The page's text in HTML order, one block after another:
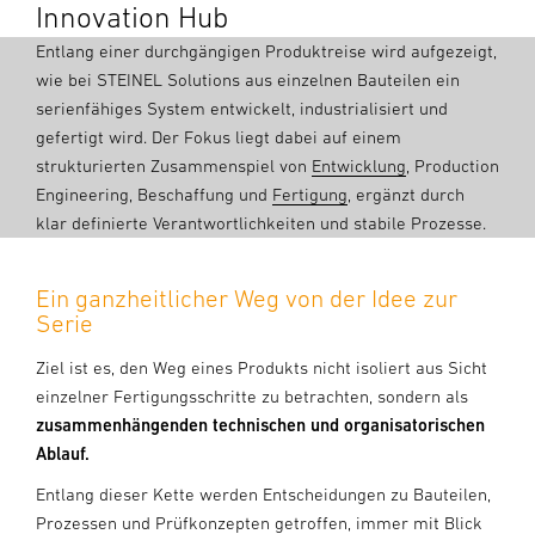
Innovation Hub
Entlang einer durchgängigen Produktreise wird aufgezeigt,
wie bei STEINEL Solutions aus einzelnen Bauteilen ein
serienfähiges System entwickelt, industrialisiert und
gefertigt wird. Der Fokus liegt dabei auf einem
strukturierten Zusammenspiel von Entwicklung , Production
Engineering, Beschaffung und Fertigung , ergänzt durch
klar definierte Verantwortlichkeiten und stabile Prozesse.
Ein ganzheitlicher Weg von der Idee zur
Serie
Ziel ist es, den Weg eines Produkts nicht isoliert aus Sicht
einzelner Fertigungsschritte zu betrachten, sondern als
zusammenhängenden technischen und organisatorischen
Ablauf.
Entlang dieser Kette werden Entscheidungen zu Bauteilen,
Prozessen und Prüfkonzepten getroffen, immer mit Blick